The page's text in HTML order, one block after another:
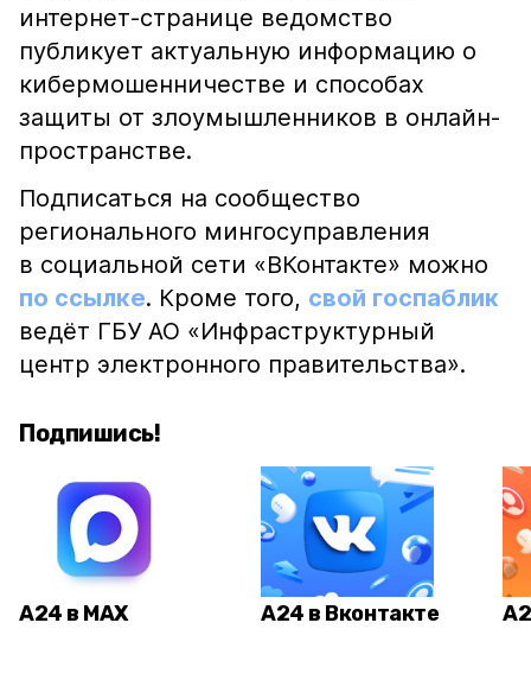
интернет-странице ведомство
публикует актуальную информацию о
кибермошенничестве и способах
защиты от злоумышленников в онлайн-
пространстве.
Подписаться на сообщество
регионального мингосуправления
в социальной сети «ВКонтакте» можно
по ссылке. Кроме того, свой госпаблик
ведёт ГБУ АО «Инфраструктурный
центр электронного правительства».
Подпишись!
А24 в MAX А24 в Вконтакте